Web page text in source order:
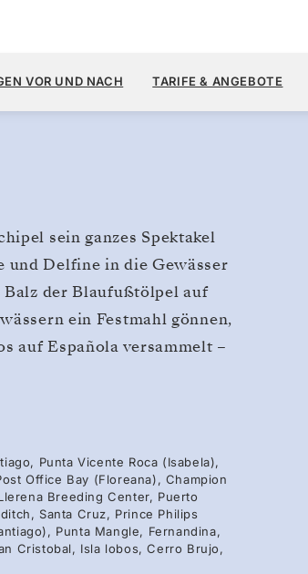
14 TAGE
PRO GAST, MIT DEM TARIF
VOR UND NACH TARIFE & ANGEBOTE
sein ganzes Spektakel
und Delfine in die Gewässer
Balz der Blaufußtölpel auf
ein Festmahl gönnen,
auf Española versammelt –
Punta Vicente Roca (Isabela),
Office Bay (Floreana), Champion
Breeding Center, Puerto
Santa Cruz, Prince Philips
Punta Mangle, Fernandina,
Cristobal, Isla lobos, Cerro Brujo,